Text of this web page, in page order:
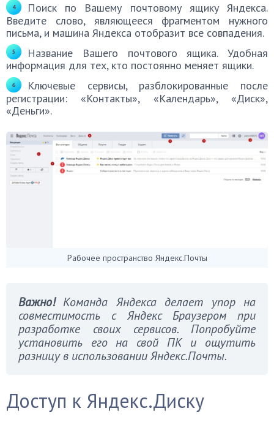
Поиск по Вашему почтовому ящику Яндекса.
Введите слово, являющееся фрагментом нужного
письма, и машина Яндекса отобразит все совпадения.
Название Вашего почтового ящика. Удобная
информация для тех, кто постоянно меняет ящики.
Ключевые сервисы, разблокированные после
регистрации: «Контакты», «Календарь», «Диск»,
«Деньги».
Рабочее пространство Яндекс.Почты
Важно!Команда Яндекса делает упор на
совместимость с Яндекс Браузером при
разработке своих сервисов. Попробуйте
установить его на свой ПК и ощутить
разницу в использовании Яндекс.Почты.
Доступ к Яндекс.Диску